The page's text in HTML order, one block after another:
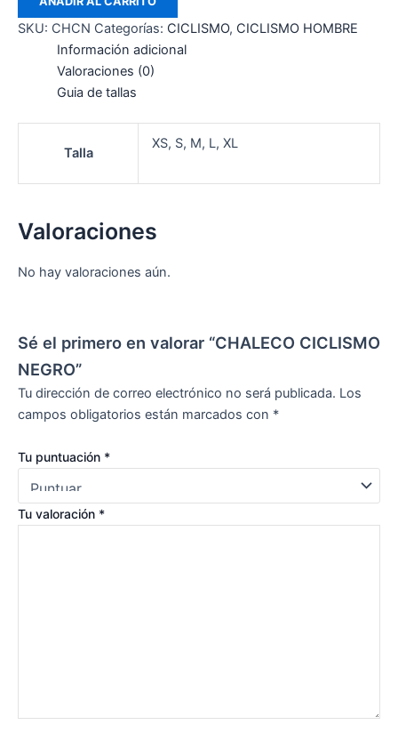
SKU: CHCN Categorías: CICLISMO, CICLISMO HOMBRE
Información adicional
Valoraciones (0)
Guia de tallas
Talla
XS, S, M, L, XL
Valoraciones
No hay valoraciones aún.
Sé el primero en valorar “CHALECO CICLISMO
NEGRO”
Tu dirección de correo electrónico no será publicada. Los
campos obligatorios están marcados con *
Tu puntuación *
Tu valoración *